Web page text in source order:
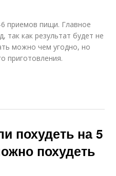
приемов пищи. Главное
так как результат будет не
можно чем угодно, но
приготовления.
похудеть на 5
похудеть